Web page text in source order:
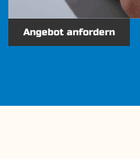
Angebot anfordern